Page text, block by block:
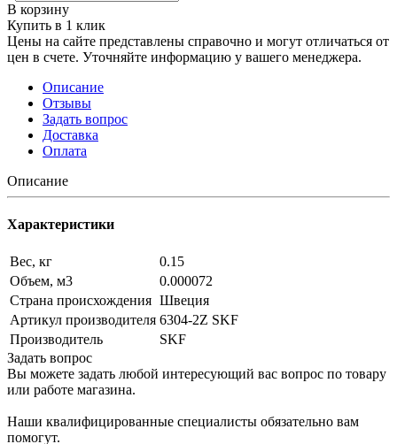
В корзину
Купить в 1 клик
Цены на сайте представлены справочно и могут отличаться от
цен в счете. Уточняйте информацию у вашего менеджера.
Описание
Отзывы
Задать вопрос
Доставка
Оплата
Описание
Характеристики
Вес, кг
0.15
Объем, м3
0.000072
Страна происхождения Швеция
Артикул производителя 6304-2Z SKF
Производитель
SKF
Задать вопрос
Вы можете задать любой интересующий вас вопрос по товару
или работе магазина.
Наши квалифицированные специалисты обязательно вам
помогут.